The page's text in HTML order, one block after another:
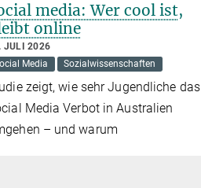
media: Wer cool ist,
online
JULI 2026
Media
Sozialwissenschaften
zeigt, wie sehr Jugendliche das
Media Verbot in Australien
– und warum